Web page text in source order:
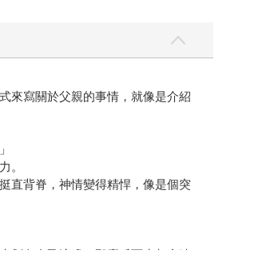
來寫關於父親的事情，就像是介紹
。
直背脊，神情變得精悍，像是個突
划向自己這邊，那麼反而水都會噴